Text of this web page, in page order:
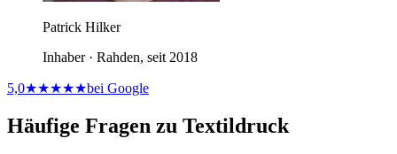
Patrick Hilker
Inhaber · Rahden, seit 2018
5,0★★★★★bei Google
Häufige Fragen zu Textildruck